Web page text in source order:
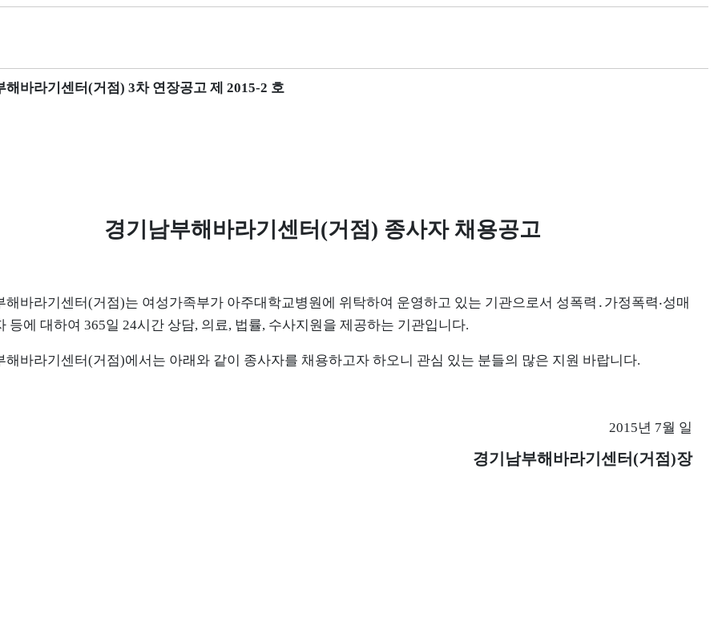
해바라기센터(거점) 3차 연장공고 제 2015-2 호
경기남부해바라기센터(거점) 종사자 채용공고
해바라기센터(거점)는 여성가족부가 아주대학교병원에 위탁하여 운영하고 있는 기관으로서 성폭력․가정폭력‧성매
등에 대하여 365일 24시간 상담, 의료, 법률, 수사지원을 제공하는 기관입니다.
해바라기센터(거점)에서는 아래와 같이 종사자를 채용하고자 하오니 관심 있는 분들의 많은 지원 바랍니다.
2015년 7월 일
경기남부해바라기센터(거점)장